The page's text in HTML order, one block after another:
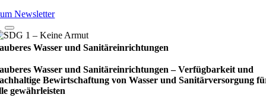
Newsletter
Wasser und Sanitäreinrichtungen
Wasser und Sanitäreinrichtungen – Verfügbarkeit und
Bewirtschaftung von Wasser und Sanitärversorgung
gewährleisten